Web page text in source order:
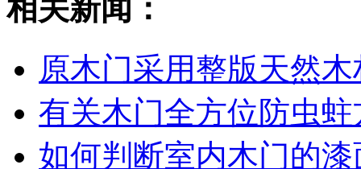
相关新闻：
原木门采用整版天然
有关木门全方位防虫
如何判断室内木门的